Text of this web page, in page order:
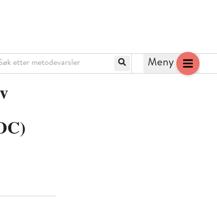
etter metodevarsler
Søk Meny